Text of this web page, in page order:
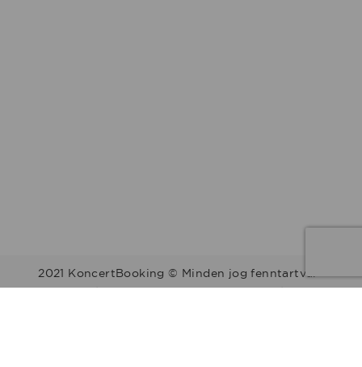
2021 KoncertBooking © Minden jog fenntartva.
Kapcsolat | Telefonszám: +36 30 157 9812 | E-mail: